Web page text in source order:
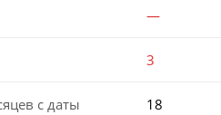
—
3
с даты
18